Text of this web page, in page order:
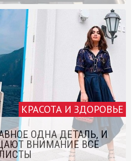
КРАСОТА И ЗДОРОВЬЕ
ОДНА ДЕТАЛЬ, И
ВНИМАНИЕ ВСЕ